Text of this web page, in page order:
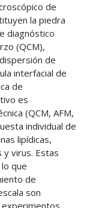
de
la piedra
diagnóstico
(QCM),
de
interfacial de
de
es
(QCM, AFM,
individual de
lipídicas,
y virus. Estas
que
de
son